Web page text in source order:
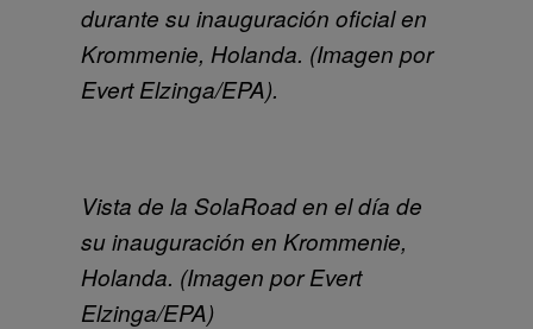
durante su inauguración oficial en
Krommenie, Holanda. (Imagen por
Evert Elzinga/EPA).
Vista de la SolaRoad en el día de
su inauguración en Krommenie,
Holanda. (Imagen por Evert
Elzinga/EPA)